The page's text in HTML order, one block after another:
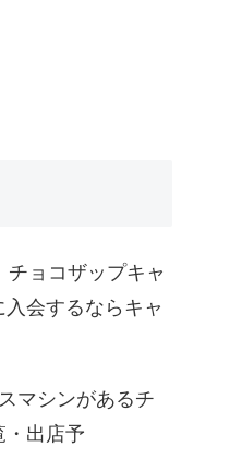
チョコザップキャ
会するならキャ
マシンがあるチ
・出店予